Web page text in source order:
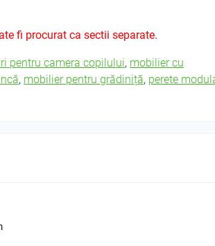
fi procurat ca sectii separate.
pentru camera copilului, mobilier cu
, mobilier pentru grădiniță, perete